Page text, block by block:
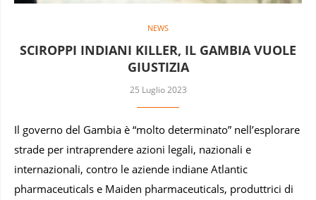
NEWS
SCIROPPI INDIANI KILLER, IL GAMBIA VUOLE
GIUSTIZIA
25 Luglio 2023
Il governo del Gambia è “molto determinato” nell’esplorare
strade per intraprendere azioni legali, nazionali e
internazionali, contro le aziende indiane Atlantic
pharmaceuticals e Maiden pharmaceuticals, produttrici di